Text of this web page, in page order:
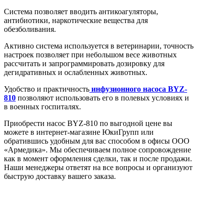
Система позволяет вводить антикоагуляторы,
антибиотики, наркотические вещества для
обезболивания.
Активно система используется в ветеринарии, точность
настроек позволяет при небольшом весе животных
рассчитать и запрограммировать дозировку для
дегидративных и ослабленных животных.
Удобство и практичность инфузионного насоса BYZ-
810 позволяют использовать его в полевых условиях и
в военных госпиталях.
Приобрести насос BYZ-810 по выгодной цене вы
можете в интернет-магазине ЮкиГрупп или
обратившись удобным для вас способом в офисы ООО
«Армедика». Мы обеспечиваем полное сопровождение
как в момент оформления сделки, так и после продажи.
Наши менеджеры ответят на все вопросы и организуют
быструю доставку вашего заказа.